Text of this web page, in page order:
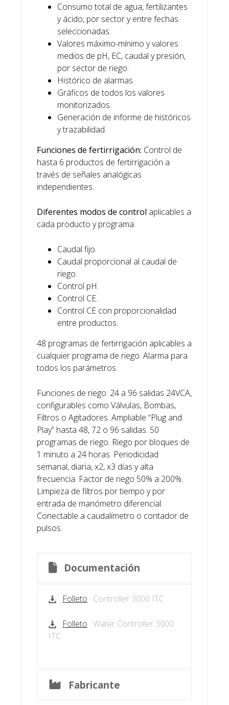
Consumo total de agua, fertilizantes
y ácido, por sector y entre fechas
seleccionadas.
Valores máximo-mínimo y valores
medios de pH, EC, caudal y presión,
por sector de riego.
Histórico de alarmas.
Gráficos de todos los valores
monitorizados.
Generación de informe de históricos
y trazabilidad.
Funciones de fertirrigación: Control de
hasta 6 productos de fertirrigación a
través de señales analógicas
independientes.
Diferentes modos de control aplicables a
cada producto y programa:
Caudal fijo.
Caudal proporcional al caudal de
riego.
Control pH.
Control CE.
Control CE con proporcionalidad
entre productos.
48 programas de fertirrigación aplicables a
cualquier programa de riego. Alarma para
todos los parámetros.
Funciones de riego: 24 a 96 salidas 24VCA,
configurables como Válvulas, Bombas,
Filtros o Agitadores. Ampliable “Plug and
Play” hasta 48, 72 o 96 salidas. 50
programas de riego. Riego por bloques de
1 minuto a 24 horas. Periodicidad
semanal, diaria, x2, x3 días y alta
frecuencia. Factor de riego 50% a 200%.
Limpieza de filtros por tiempo y por
entrada de manómetro diferencial.
Conectable a caudalímetro o contador de
pulsos.
Documentación
Folleto · Controller 3000 ITC
Folleto · Water Controller 3000
ITC
Fabricante